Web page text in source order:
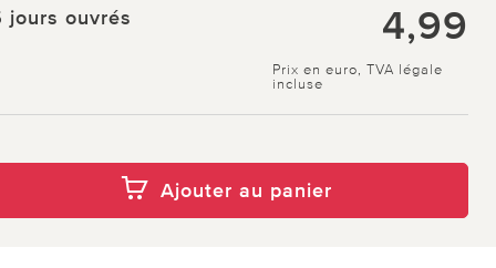
jours ouvrés 4,99
Prix en euro, TVA légale
incluse
Ajouter au panier